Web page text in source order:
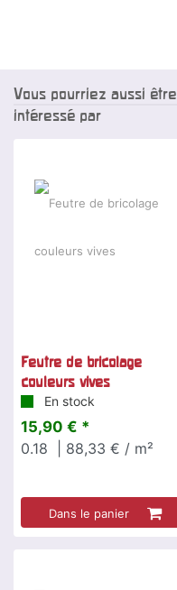
Vous pourriez aussi être
intéressé par
Feutre de bricolage
couleurs vives
En stock
15,90 € *
0.18
| 88,33 € / m²
Dans le panier